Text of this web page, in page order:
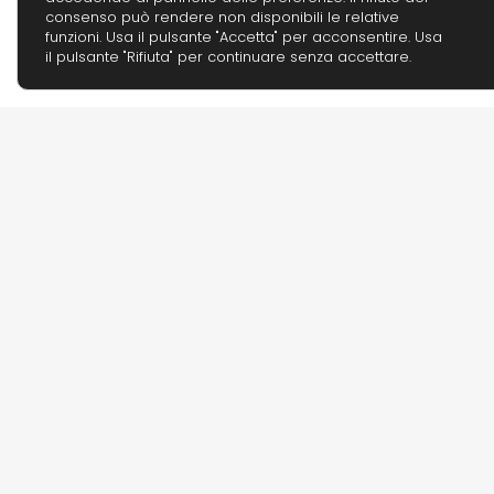
consenso può rendere non disponibili le relative
funzioni. Usa il pulsante "Accetta" per acconsentire. Usa
il pulsante "Rifiuta" per continuare senza accettare.